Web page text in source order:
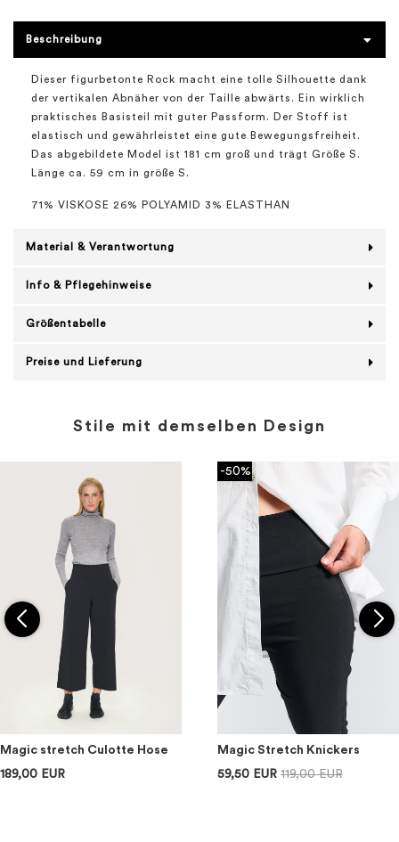
Beschreibung
Dieser figurbetonte Rock macht eine tolle Silhouette dank
der vertikalen Abnäher von der Taille abwärts. Ein wirklich
praktisches Basisteil mit guter Passform. Der Stoff ist
elastisch und gewährleistet eine gute Bewegungsfreiheit.
Das abgebildete Model ist 181 cm groß und trägt Größe S.
Länge ca. 59 cm in größe S.
71% VISKOSE 26% POLYAMID 3% ELASTHAN
Material & Verantwortung
Info & Pflegehinweise
Größentabelle
Preise und Lieferung
Stile mit demselben Design
Magic stretch Culotte Hose
189,00 EUR
-50%
Magic Stretch Knickers
59,50 EUR 119,00 EUR